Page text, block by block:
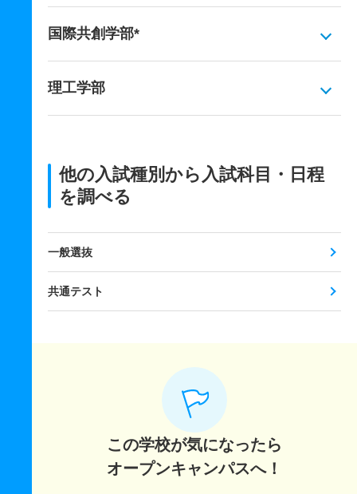
国際共創学部*
理工学部
他の入試種別から入試科目・日程
を調べる
一般選抜
共通テスト
この学校が気になったら
オープンキャンパスへ！